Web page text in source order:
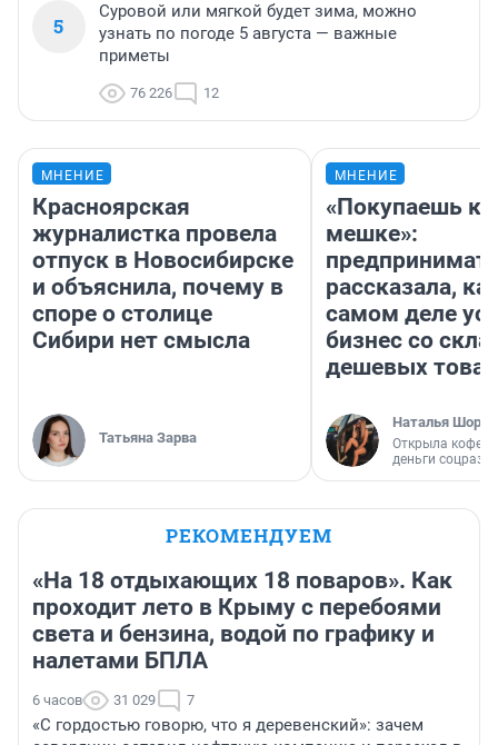
5
Суровой или мягкой будет зима, можно
узнать по погоде 5 августа — важные
приметы
76 226 12
МНЕНИЕ
Красноярская
журналистка провела
отпуск в Новосибирске
и объяснила, почему в
споре о столице
Сибири нет смысла
Татьяна Зарва
МНЕНИЕ
«Покупаешь
мешке»:
рассказала,
самом деле
бизнес со
дешевых
Наталья
Открыла
деньги
РЕКОМЕНДУЕМ
«На 18 отдыхающих 18 поваров». Как
проходит лето в Крыму с перебоями
света и бензина, водой по графику и
налетами БПЛА
6 часов 31 029 7
«С гордостью говорю, что я деревенский»: зачем